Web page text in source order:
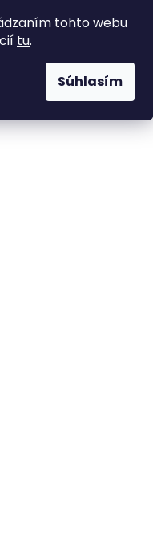
tohto webu
tu.
Súhlasím